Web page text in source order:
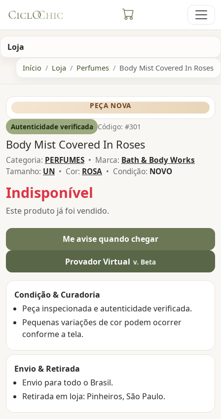
Loja
Início Loja Perfumes Body Mist Covered In Roses
PEÇA NOVA
Autenticidade verificada Código: #301
Body Mist Covered In Roses
Categoria: PERFUMES • Marca: Bath & Body Works
Tamanho: UN • Cor: ROSA • Condição: NOVO
Indisponível
Este produto já foi vendido.
Me avise quando chegar
Provador Virtual v. Beta
Condição & Curadoria
Peça inspecionada e autenticidade verificada.
Pequenas variações de cor podem ocorrer
conforme a tela.
Envio & Retirada
Envio para todo o Brasil.
Retirada em loja: Pinheiros, São Paulo.